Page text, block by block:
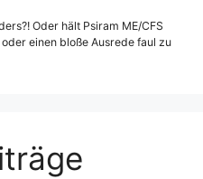
Oder hält Psiram ME/CFS
einen bloße Ausrede faul zu